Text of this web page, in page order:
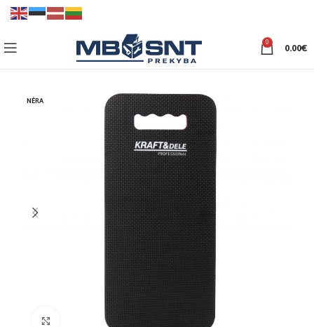
0
0.00€
NĖRA
Click to enlarge